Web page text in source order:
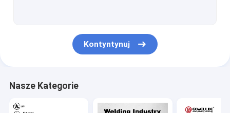
Kontyntynuj
Nasze Kategorie